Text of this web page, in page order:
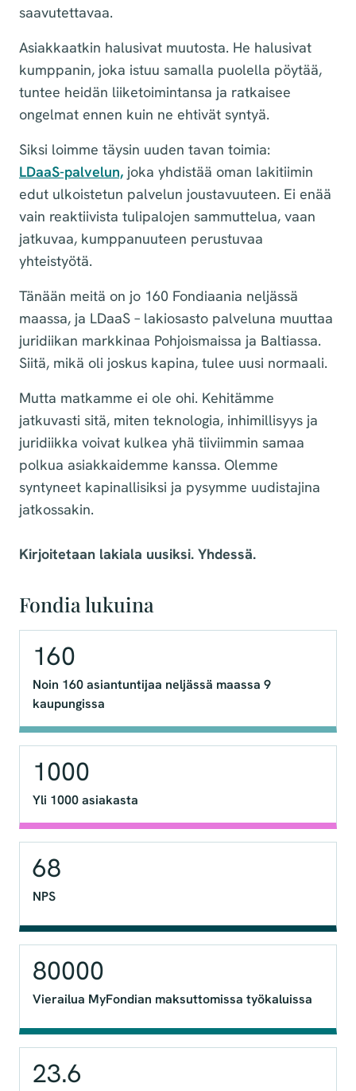
saavutettavaa.
Asiakkaatkin halusivat muutosta. He halusivat
kumppanin, joka istuu samalla puolella pöytää,
tuntee heidän liiketoimintansa ja ratkaisee
ongelmat ennen kuin ne ehtivät syntyä.
Siksi loimme täysin uuden tavan toimia:
LDaaS-palvelun, joka yhdistää oman lakitiimin
edut ulkoistetun palvelun joustavuuteen. Ei enää
vain reaktiivista tulipalojen sammuttelua, vaan
jatkuvaa, kumppanuuteen perustuvaa
yhteistyötä.
Tänään meitä on jo 160 Fondiaania neljässä
maassa, ja LDaaS – lakiosasto palveluna muuttaa
juridiikan markkinaa Pohjoismaissa ja Baltiassa.
Siitä, mikä oli joskus kapina, tulee uusi normaali.
Mutta matkamme ei ole ohi. Kehitämme
jatkuvasti sitä, miten teknologia, inhimillisyys ja
juridiikka voivat kulkea yhä tiiviimmin samaa
polkua asiakkaidemme kanssa. Olemme
syntyneet kapinallisiksi ja pysymme uudistajina
jatkossakin.
Kirjoitetaan lakiala uusiksi. Yhdessä.
Fondia lukuina
160
Noin 160 asiantuntijaa neljässä maassa 9
kaupungissa
1000
Yli 1000 asiakasta
68
NPS
80000
Vierailua MyFondian maksuttomissa työkaluissa
23.6